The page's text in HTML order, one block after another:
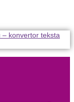
– konvertor teksta